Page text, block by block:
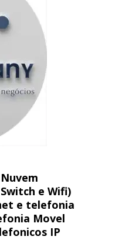
e Wifi)
e telefonia
Movel
IP